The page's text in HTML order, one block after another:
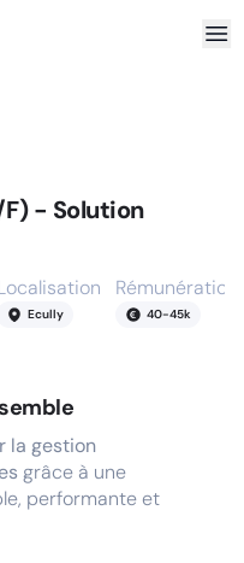
- Solution
Ecully
Rémunération
40-45k
la gestion
grâce à une
performante et